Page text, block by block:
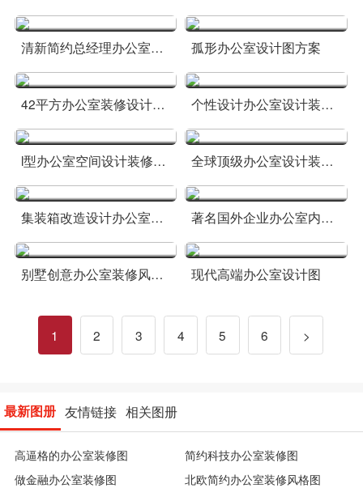
清新简约总经理办公室设计效果 孤形办公室设计图方案
42平方办公室装修设计简约欧式效果 个性设计办公室设计装修效果图
l型办公室空间设计装修效果 全球顶级办公室设计装修图
集装箱改造设计办公室效果 著名国外企业办公室内设计效果
别墅创意办公室装修风格设计效果 现代高端办公室设计图
1 2 3 4 5 6 >
最新图册 友情链接 相关图册
高逼格的办公室装修图
简约科技办公室装修图
做金融办公室装修图
北欧简约办公室装修风格图